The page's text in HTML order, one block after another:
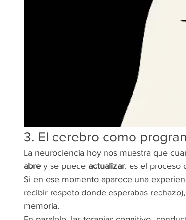
3. El cerebro como
La neurociencia hoy nos muestra que
abre y se puede actualizar: es el proceso
Si en ese momento aparece una
recibir respeto donde esperabas
memoria.